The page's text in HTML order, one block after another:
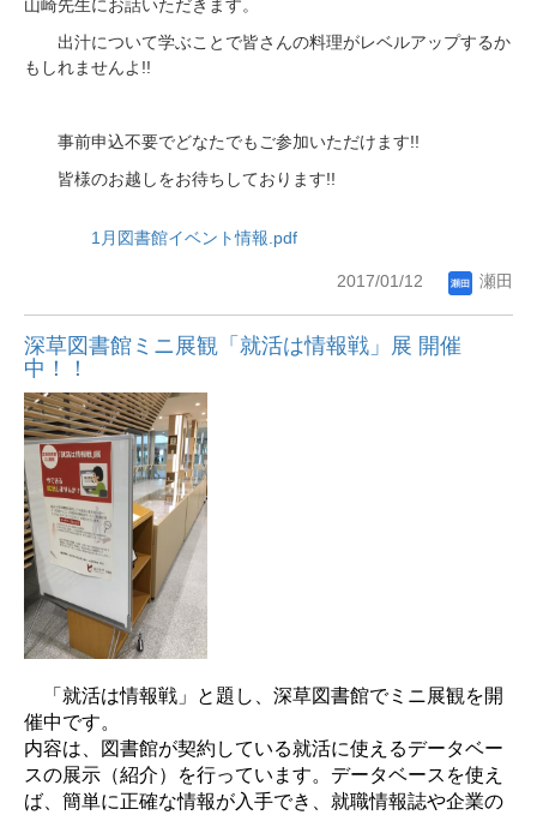
山崎先生にお話いただきます。
出汁について学ぶことで皆さんの料理がレベルアップするか
もしれませんよ !!
事前申込不要でどなたでもご参加いただけます!!
皆様のお越しをお待ちしております!!
1月図書館イベント情報.pdf
2017/01/12 瀬田
深草図書館ミニ展観「就活は情報戦」展 開催
中！！
「就活は情報戦」と題し、深草図書館でミニ展観を開
催中です。
内容は、図書館が契約している就活に使えるデータベー
スの展示（紹介）を行っています。データベースを使え
ば、簡単に正確な情報が入手でき、就職情報誌や企業の